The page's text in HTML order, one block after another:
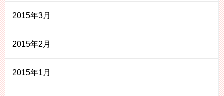
2015年3月
2015年2月
2015年1月